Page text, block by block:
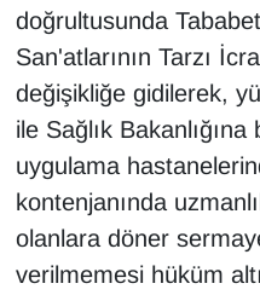
doğrultusunda
San'atlarının Tarzı
değişikliğe gidilerek,
ile Sağlık
uygulama
kontenjanında
olanlara döner
verilmemesi hüküm
Kadın
Kamu Alımları
Kim Kimdir?
Kültür & Sanat
KURDÎ